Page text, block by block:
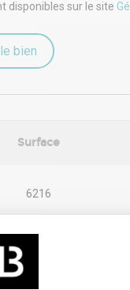
disponibles sur le site
bien
Surface
6216